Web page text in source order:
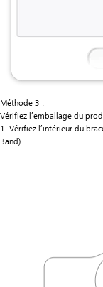
Méthode 3 :
Vérifiez l’emballage du
1. Vérifiez l’intérieur du
Band).